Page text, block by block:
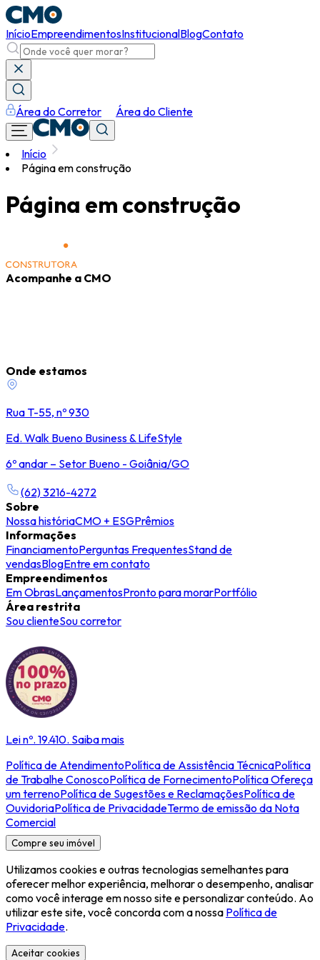
InícioEmpreendimentosInstitucionalBlogContato
Área do Corretor Área do Cliente
Início
Página em construção
Página em construção
Acompanhe a CMO
Onde estamos
Rua T-55, nº 930
Ed. Walk Bueno Business & LifeStyle
6º andar – Setor Bueno - Goiânia/GO
(62) 3216-4272
Sobre
Nossa históriaCMO + ESGPrêmios
Informações
FinanciamentoPerguntas FrequentesStand de
vendasBlogEntre em contato
Empreendimentos
Em ObrasLançamentosPronto para morarPortfólio
Área restrita
Sou clienteSou corretor
Lei nº. 19.410. Saiba mais
Política de AtendimentoPolítica de Assistência TécnicaPolítica
de Trabalhe ConoscoPolítica de FornecimentoPolítica Ofereça
um terrenoPolítica de Sugestões e ReclamaçõesPolítica de
OuvidoriaPolítica de PrivacidadeTermo de emissão da Nota
Comercial
Compre seu imóvel
Utilizamos cookies e outras tecnologias semelhantes para
oferecer melhor experiência, melhorar o desempenho, analisar
como você interage em nosso site e personalizar conteúdo. Ao
utilizar este site, você concorda com a nossa Política de
Privacidade.
Aceitar cookies